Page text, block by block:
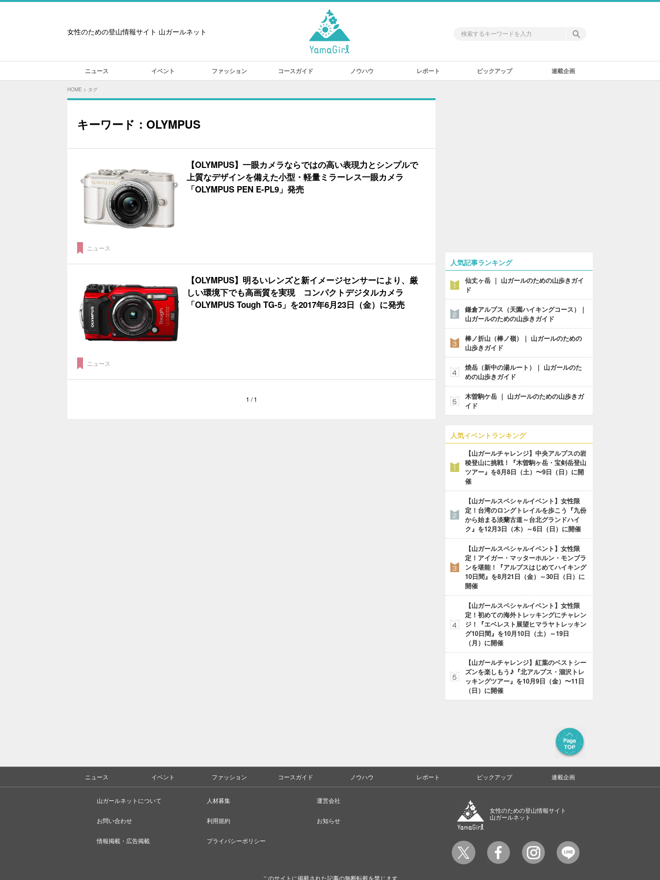
女性のための登山情報サイト 山ガールネット
ニュース イベント ファッション コースガイド ノウハウ レポート ピックアップ 連載企画
HOME > タグ
キーワード：OLYMPUS
【OLYMPUS】一眼カメラならではの高い表現力とシンプルで
上質なデザインを備えた小型・軽量ミラーレス一眼カメラ
「OLYMPUS PEN E-PL9」発売
ニュース
【OLYMPUS】明るいレンズと新イメージセンサーにより、厳
しい環境下でも高画質を実現 コンパクトデジタルカメラ
「OLYMPUS Tough TG-5」を2017年6月23日（金）に発売
ニュース
1 / 1
人気記事ランキング
仙丈ヶ岳 ｜ 山ガールのための山歩きガイ
ド
鎌倉アルプス（天園ハイキングコース）｜
山ガールのための山歩きガイド
棒ノ折山（棒ノ嶺）｜ 山ガールのための
山歩きガイド
焼岳（新中の湯ルート）｜ 山ガールのた
めの山歩きガイド
木曽駒ケ岳 ｜ 山ガールのための山歩きガ
イド
人気イベントランキング
【山ガールチャレンジ】中央アルプスの岩
稜登山に挑戦！『木曽駒ヶ岳・宝剣岳登山
ツアー』を8月8日（土）〜9日（日）に開
催
【山ガールスペシャルイベント】女性限
定！台湾のロングトレイルを歩こう『九份
から始まる淡蘭古道～台北グランドハイ
ク』を12月3日（木）～6日（日）に開催
【山ガールスペシャルイベント】女性限
定！アイガー・マッターホルン・モンブラ
ンを堪能！『アルプスはじめてハイキング
10日間』を8月21日（金）～30日（日）に
開催
【山ガールスペシャルイベント】女性限
定！初めての海外トレッキングにチャレン
ジ！『エベレスト展望ヒマラヤトレッキン
グ10日間』を10月10日（土）～19日
（月）に開催
【山ガールチャレンジ】紅葉のベストシー
ズンを楽しもう♪『北アルプス・涸沢トレ
ッキングツアー』を10月9日（金）〜11日
（日）に開催
ニュース イベント ファッション コースガイド ノウハウ レポート ピックアップ 連載企画
女性のための登山情報サイト
山ガールネット
山ガールネットについて
お問い合わせ
情報掲載・広告掲載
人材募集
利用規約
プライバシーポリシー
運営会社
お知らせ
このサイトに掲載された記事の無断転載を禁じます